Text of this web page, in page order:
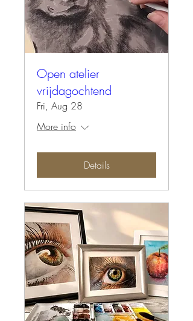
Open atelier
vrijdagochtend
Fri, Aug 28
More info
Details